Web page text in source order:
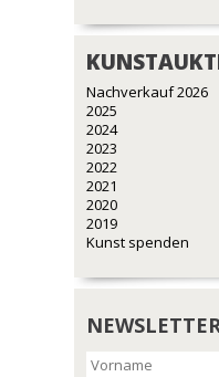
Nachverkauf 2026
2025
2024
2023
2022
2021
2020
2019
Kunst spenden